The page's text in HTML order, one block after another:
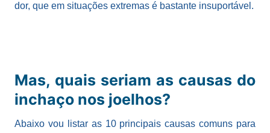
dor, que em situações extremas é bastante insuportável.
Mas, quais seriam as causas do
inchaço nos joelhos?
Abaixo vou listar as 10 principais causas comuns para